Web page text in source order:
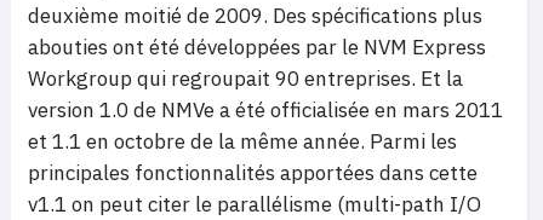
deuxième moitié de 2009. Des spécifications plus
abouties ont été développées par le NVM Express
Workgroup qui regroupait 90 entreprises. Et la
version 1.0 de NMVe a été officialisée en mars 2011
et 1.1 en octobre de la même année. Parmi les
principales fonctionnalités apportées dans cette
v1.1 on peut citer le parallélisme (multi-path I/O